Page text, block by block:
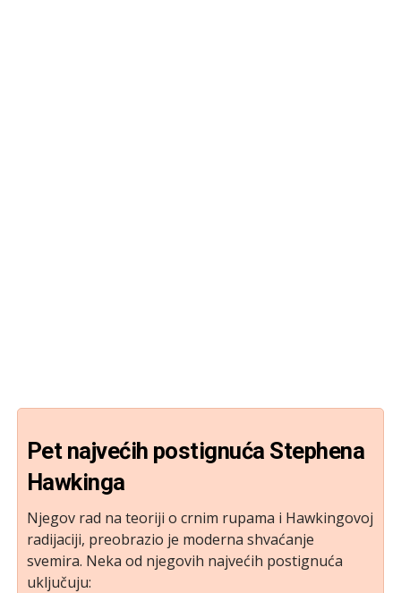
Pet najvećih postignuća Stephena
Hawkinga
Njegov rad na teoriji o crnim rupama i Hawkingovoj
radijaciji, preobrazio je moderna shvaćanje
svemira. Neka od njegovih najvećih postignuća
uključuju: